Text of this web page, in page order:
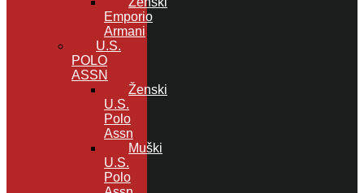
Emporio
Armani
U.S.
POLO
ASSN
Ženski
U.S.
Polo
Assn
Muški
U.S.
Polo